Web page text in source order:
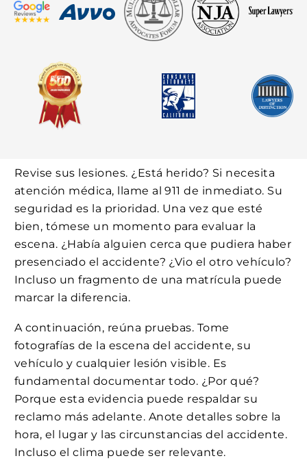
Revise sus lesiones. ¿Está herido? Si necesita
atención médica, llame al 911 de inmediato. Su
seguridad es la prioridad. Una vez que esté
bien, tómese un momento para evaluar la
escena. ¿Había alguien cerca que pudiera haber
presenciado el accidente? ¿Vio el otro vehículo?
Incluso un fragmento de una matrícula puede
marcar la diferencia.
A continuación, reúna pruebas. Tome
fotografías de la escena del accidente, su
vehículo y cualquier lesión visible. Es
fundamental documentar todo. ¿Por qué?
Porque esta evidencia puede respaldar su
reclamo más adelante. Anote detalles sobre la
hora, el lugar y las circunstancias del accidente.
Incluso el clima puede ser relevante.